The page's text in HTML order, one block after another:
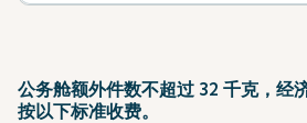
公务舱额外件数不超过 32 千克，经
按以下标准收费。